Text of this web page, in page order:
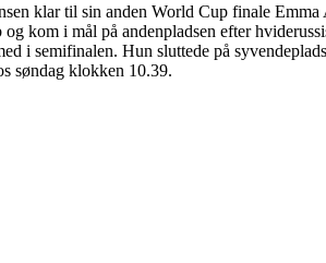
klar til sin anden World Cup finale
og kom i mål på andenpladsen efter
i semifinalen. Hun sluttede på
søndag klokken 10.39.